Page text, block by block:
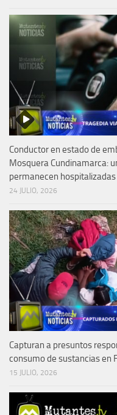
Conductor en estado de
Mosquera Cundinamarca:
permanecen hospitalizadas
24 JULIO, 2026
Capturan a presuntos
consumo de sustancias en
15 JULIO, 2026